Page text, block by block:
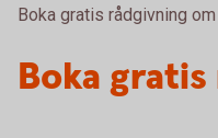
Boka gratis rådgivning
Boka